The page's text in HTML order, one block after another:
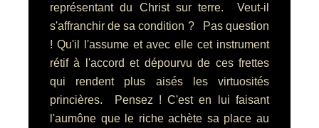
représentant du Christ sur terre. Veut-il
s'affranchir de sa condition ? Pas question
! Qu'il l'assume et avec elle cet instrument
rétif à l'accord et dépourvu de ces frettes
qui rendent plus aisés les virtuosités
princières. Pensez ! C'est en lui faisant
l'aumône que le riche achète sa place au